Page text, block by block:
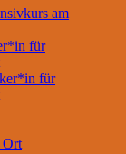
am
für
für
Ort